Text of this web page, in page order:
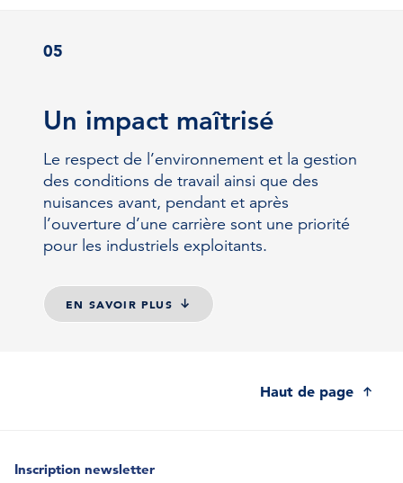
05
Un impact maîtrisé
Le respect de l’environnement et la gestion
des conditions de travail ainsi que des
nuisances avant, pendant et après
l’ouverture d’une carrière sont une priorité
pour les industriels exploitants.
EN SAVOIR PLUS
Haut de page
Inscription newsletter